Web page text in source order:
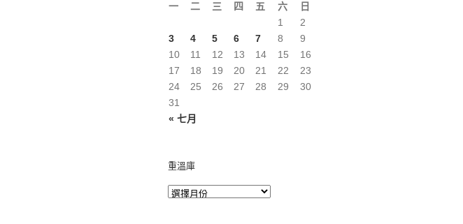
一
二 三 四 五 六 日
« 七月
1
2
3
4 5 6 7 8
9
10
11 12 13 14 15
16
17
18 19 20 21 22
23
24
25 26 27 28 29
30
31
重溫庫